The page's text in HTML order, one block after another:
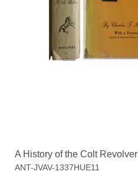
A History of the Colt Revolver
ANT-JVAV-1337HUE11